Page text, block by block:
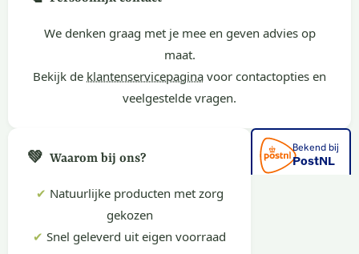
We denken graag met je mee en geven advies op
maat.
Bekijk de klantenservicepagina voor contactopties en
veelgestelde vragen.
💚 Waarom bij ons?
✔ Natuurlijke producten met zorg
gekozen
✔ Snel geleverd uit eigen voorraad